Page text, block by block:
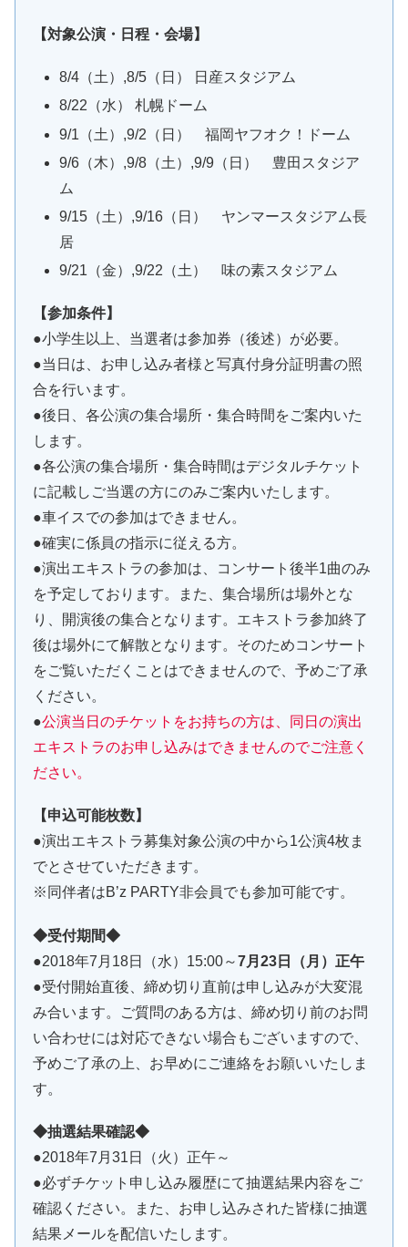
【対象公演・日程・会場】
8/4（土）,8/5（日） 日産スタジアム
8/22（水） 札幌ドーム
9/1（土）,9/2（日） 福岡ヤフオク！ドーム
9/6（木）,9/8（土）,9/9（日） 豊田スタジア
ム
9/15（土）,9/16（日） ヤンマースタジアム長
居
9/21（金）,9/22（土） 味の素スタジアム
【参加条件】
●小学生以上、当選者は参加券（後述）が必要。
●当日は、お申し込み者様と写真付身分証明書の照
合を行います。
●後日、各公演の集合場所・集合時間をご案内いた
します。
●各公演の集合場所・集合時間はデジタルチケット
に記載しご当選の方にのみご案内いたします。
●車イスでの参加はできません。
●確実に係員の指示に従える方。
●演出エキストラの参加は、コンサート後半1曲のみ
を予定しております。また、集合場所は場外とな
り、開演後の集合となります。エキストラ参加終了
後は場外にて解散となります。そのためコンサート
をご覧いただくことはできませんので、予めご了承
ください。
●公演当日のチケットをお持ちの方は、同日の演出
エキストラのお申し込みはできませんのでご注意く
ださい。
【申込可能枚数】
●演出エキストラ募集対象公演の中から1公演4枚ま
でとさせていただきます。
※同伴者はB’z PARTY非会員でも参加可能です。
◆受付期間◆
●2018年7月18日（水）15:00～7月23日（月）正午
●受付開始直後、締め切り直前は申し込みが大変混
み合います。ご質問のある方は、締め切り前のお問
い合わせには対応できない場合もございますので、
予めご了承の上、お早めにご連絡をお願いいたしま
す。
◆抽選結果確認◆
●2018年7月31日（火）正午～
●必ずチケット申し込み履歴にて抽選結果内容をご
確認ください。また、お申し込みされた皆様に抽選
結果メールを配信いたします。